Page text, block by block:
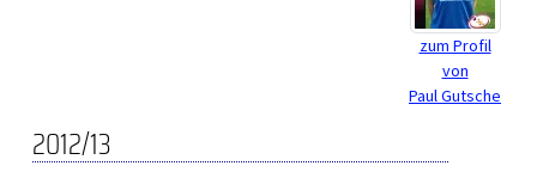
zum Profil
von
Paul Gutsche
2012/13